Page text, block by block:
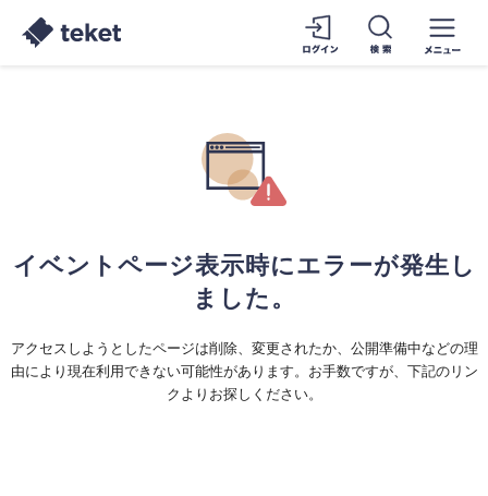
イベントページ表示時にエラーが発生し
ました。
アクセスしようとしたページは削除、変更されたか、公開準備中などの理
由により現在利用できない可能性があります。お手数ですが、下記のリン
クよりお探しください。